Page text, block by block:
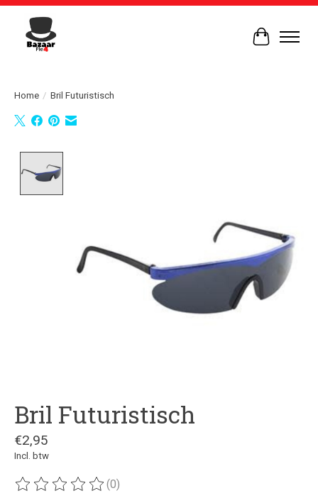
Home / Bril Futuristisch
Bril Futuristisch
€2,95
Incl. btw
De beoordeling van dit product is
(0)